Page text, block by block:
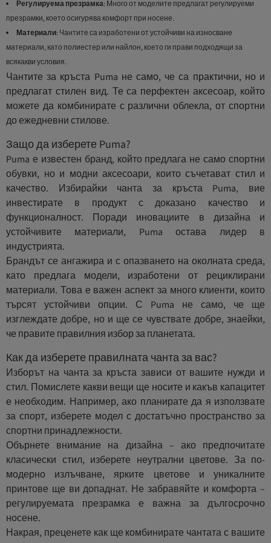
Регулируема презрамка: Много от моделите предлагат регулируеми
презрамки, което осигурява комфорт при носене.
Материали: Чантите са изработени от устойчиви на износване
материали, като полиестер или найлон, което ги прави подходящи за
всякакви условия.
Чантите за кръста Puma не само, че са практични, но и
предлагат стилен вид. Те са перфектен аксесоар, който
можете да комбинирате с различни облекла, от спортни
до ежедневни стилове.
Защо да изберете Puma?
Puma е известен бранд, който предлага не само спортни
обувки, но и модни аксесоари, които съчетават стил и
качество. Избирайки чанта за кръста Puma, вие
инвестирате в продукт с доказано качество и
функционалност. Поради иновациите в дизайна и
устойчивите материали, Puma остава лидер в
индустрията.
Брандът се ангажира и с опазването на околната среда,
като предлага модели, изработени от рециклирани
материали. Това е важен аспект за много клиенти, които
търсят устойчиви опции. С Puma не само, че ще
изглеждате добре, но и ще се чувствате добре, знаейки,
че правите правилния избор за планетата.
Как да изберете правилната чанта за вас?
Изборът на чанта за кръста зависи от вашите нужди и
стил. Помислете какви вещи ще носите и какъв капацитет
е необходим. Например, ако планирате да я използвате
за спорт, изберете модел с достатъчно пространство за
спортни принадлежности.
Обърнете внимание на дизайна – ако предпочитате
класически стил, изберете неутрални цветове. За по-
модерно излъчване, ярките цветове и уникалните
принтове ще ви допаднат. Не забравяйте и комфорта –
регулируемата презрамка е важна за дългосрочно
носене.
Накрая, преценете как ще комбинирате чантата с вашите